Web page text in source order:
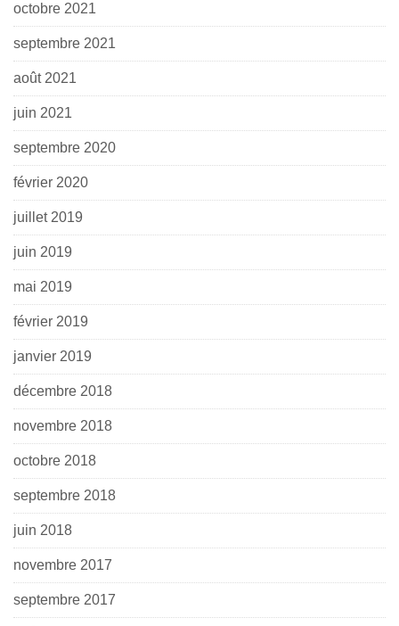
octobre 2021
septembre 2021
août 2021
juin 2021
septembre 2020
février 2020
juillet 2019
juin 2019
mai 2019
février 2019
janvier 2019
décembre 2018
novembre 2018
octobre 2018
septembre 2018
juin 2018
novembre 2017
septembre 2017